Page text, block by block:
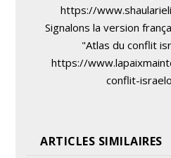
https://
Signalons la version
"Atlas du conflit
https://
conflit-
ARTICLES SIMILAIRES